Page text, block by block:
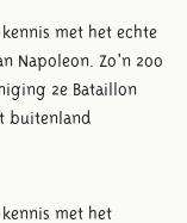
met het echte
Napoleon. Zo’n 200
2e Bataillon
buitenland
met het